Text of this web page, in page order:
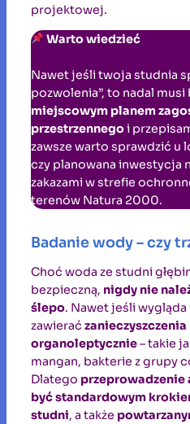
projektowej.
Warto wiedzieć
Nawet jeśli twoja studnia
pozwolenia”, to nadal musi
miejscowym planem
przestrzennegoi
zawsze warto sprawdzić u
czy planowana inwestycja
zakazami w strefie
terenów Natura 2000.
Badanie wody – czy
Choć woda ze studni
bezpieczną, nigdy nie
ślepo. Nawet jeśli
zawierać
organoleptycznie– takie
mangan, bakterie z grupy
Dlatego przeprowadzenie
być standardowym
studni, a także